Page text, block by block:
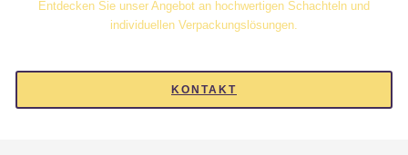
Entdecken Sie unser Angebot an hochwertigen Schachteln und
individuellen Verpackungslösungen.
KONTAKT